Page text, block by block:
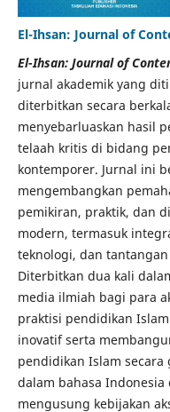
El-Ihsan: Journal of
El-Ihsan: Journal of
jurnal akademik yang
diterbitkan secara
menyebarluaskan hasil
telaah kritis di bidang
kontemporer. Jurnal ini
mengembangkan
pemikiran, praktik, dan
modern, termasuk
teknologi, dan
Diterbitkan dua kali
media ilmiah bagi para
praktisi pendidikan
inovatif serta
pendidikan Islam secara
dalam bahasa
mengusung kebijakan